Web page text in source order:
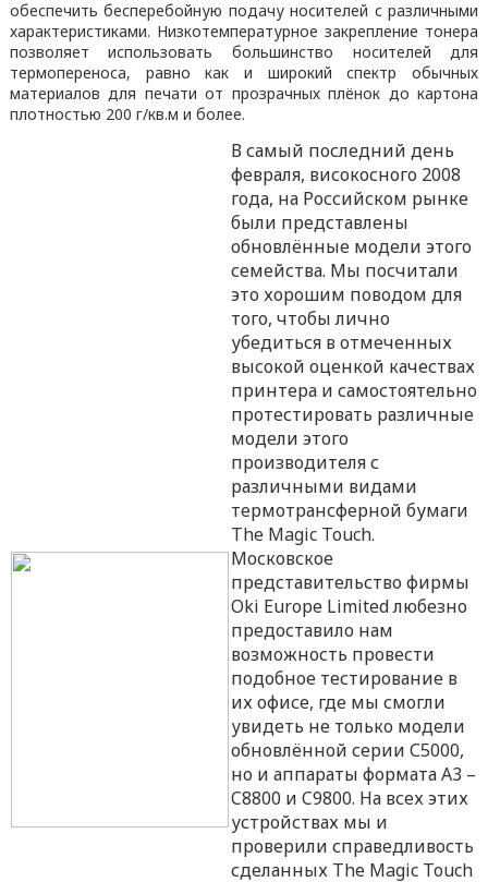
обеспечить бесперебойную подачу носителей с различными
характеристиками. Низкотемпературное закрепление тонера
позволяет использовать большинство носителей для
термопереноса, равно как и широкий спектр обычных
материалов для печати от прозрачных плёнок до картона
плотностью 200 г/кв.м и более.
В самый последний день
февраля, високосного 2008
года, на Российском рынке
были представлены
обновлённые модели этого
семейства. Мы посчитали
это хорошим поводом для
того, чтобы лично
убедиться в отмеченных
высокой оценкой качествах
принтера и самостоятельно
протестировать различные
модели этого
производителя с
различными видами
термотрансферной бумаги
The Magic Touch.
Московское
представительство фирмы
Oki Europe Limited любезно
предоставило нам
возможность провести
подобное тестирование в
их офисе, где мы смогли
увидеть не только модели
обновлённой серии С5000,
но и аппараты формата А3 –
C8800 и C9800. На всех этих
устройствах мы и
проверили справедливость
сделанных The Magic Touch